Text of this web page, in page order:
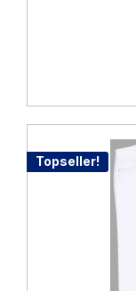
Topseller!